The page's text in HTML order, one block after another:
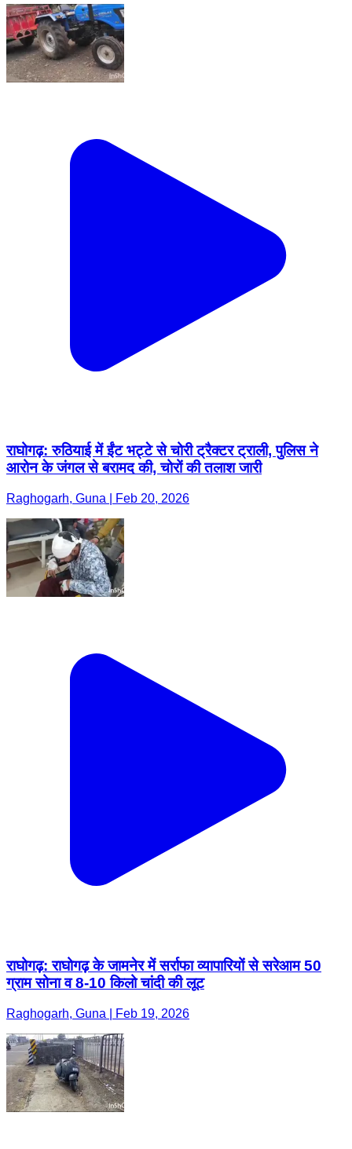
राघोगढ़: रुठियाई में ईंट भट्टे से चोरी ट्रैक्टर ट्राली, पुलिस ने
आरोन के जंगल से बरामद की, चोरों की तलाश जारी
Raghogarh, Guna | Feb 20, 2026
राघोगढ़: राघोगढ़ के जामनेर में सर्राफा व्यापारियों से सरेआम 50
ग्राम सोना व 8-10 किलो चांदी की लूट
Raghogarh, Guna | Feb 19, 2026